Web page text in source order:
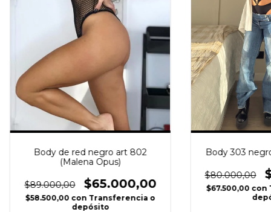
Body de red negro art 802
(Malena Opus)
$89.000,00 $65.000,00
$58.500,00 con Transferencia o
depósito
Body 303
$80.000,00
$67.500,00 con